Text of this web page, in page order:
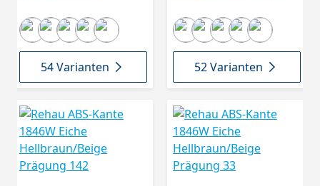
Prägung 08
54 Varianten 52 Varianten